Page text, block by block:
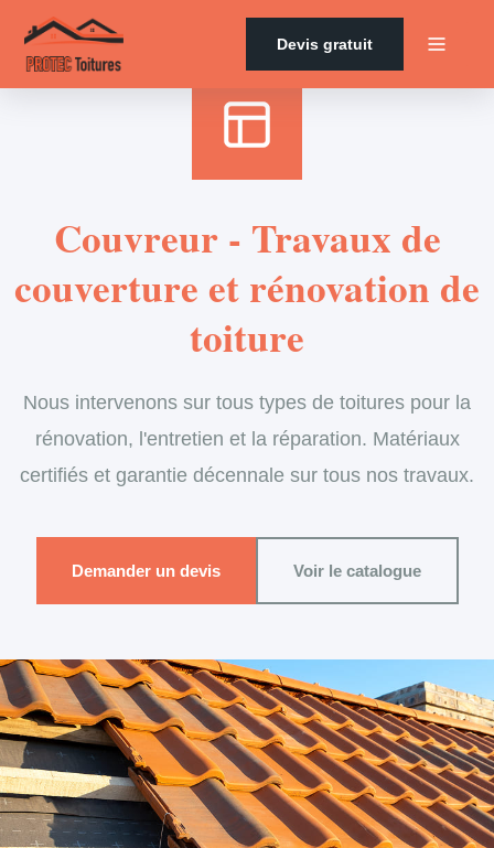
Devis gratuit
Couvreur - Travaux de
couverture et rénovation de
toiture
Nous intervenons sur tous types de toitures pour la
rénovation, l'entretien et la réparation. Matériaux
certifiés et garantie décennale sur tous nos travaux.
Demander un devis Voir le catalogue